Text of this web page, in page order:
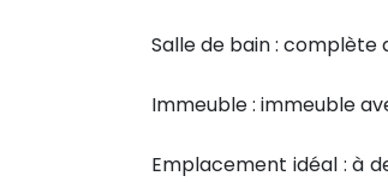
Salle de bain : complète
Immeuble : immeuble
Emplacement idéal : à